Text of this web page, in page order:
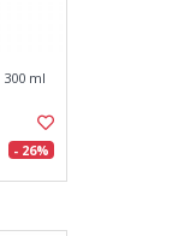
ml
- 26%